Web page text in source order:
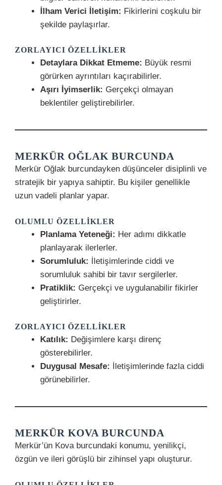
İlham Verici İletişim: Fikirlerini coşkulu bir
şekilde paylaşırlar.
ZORLAYICI ÖZELLIKLER
Detaylara Dikkat Etmeme: Büyük resmi
görürken ayrıntıları kaçırabilirler.
Aşırı İyimserlik: Gerçekçi olmayan
beklentiler geliştirebilirler.
MERKÜR OĞLAK BURCUNDA
Merkür Oğlak burcundayken düşünceler disiplinli ve
stratejik bir yapıya sahiptir. Bu kişiler genellikle
uzun vadeli planlar yapar.
OLUMLU ÖZELLIKLER
Planlama Yeteneği: Her adımı dikkatle
planlayarak ilerlerler.
Sorumluluk: İletişimlerinde ciddi ve
sorumluluk sahibi bir tavır sergilerler.
Pratiklik: Gerçekçi ve uygulanabilir fikirler
geliştirirler.
ZORLAYICI ÖZELLIKLER
Katılık: Değişimlere karşı direnç
gösterebilirler.
Duygusal Mesafe: İletişimlerinde fazla ciddi
görünebilirler.
MERKÜR KOVA BURCUNDA
Merkür’ün Kova burcundaki konumu, yenilikçi,
özgün ve ileri görüşlü bir zihinsel yapı oluşturur.